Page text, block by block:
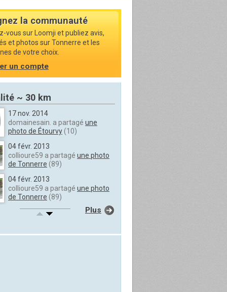
la communauté
vous sur Loomji et publiez avis,
et photos sur Tonnerre et les
de votre choix.
un compte
~ 30 km
17 nov. 2014
domainesain. a partagé une
photo de Étourvy(10)
04 févr. 2013
collioure59 a partagé une photo
de Tonnerre (89)
04 févr. 2013
collioure59 a partagé une photo
de Tonnerre (89)
04 févr. 2013
Plus